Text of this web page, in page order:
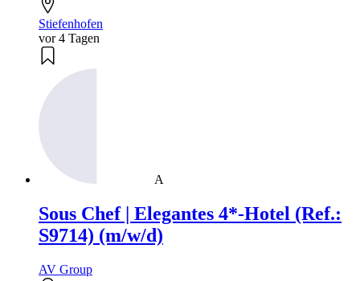
Stiefenhofen
vor 4 Tagen
A
Sous Chef | Elegantes 4*-Hotel (Ref.:
S9714) (m/w/d)
AV Group